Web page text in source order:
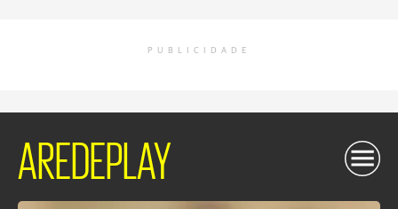
PUBLICIDADE
AREDEPLAY